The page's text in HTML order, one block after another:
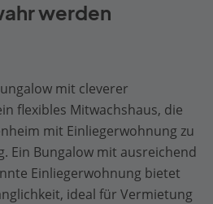
werden
mit cleverer
flexibles Mitwachshaus, die
mit Einliegerwohnung zu
Ein Bungalow mit ausreichend
Einliegerwohnung bietet
ideal für Vermietung